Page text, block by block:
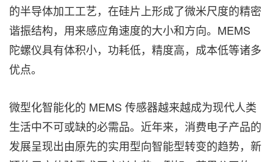
的半导体加工工艺，在硅片上形成了微米尺度的精密
谐振结构，用来感应角速度的大小和方向。MEMS
陀螺仪具有体积小，功耗低，精度高，成本低等诸多
优点。
微型化智能化的 MEMS 传感器越来越成为现代人类
生活中不可或缺的必需品。近年来，消费电子产品的
发展呈现出由原先的实用型向智能型转变的趋势，新